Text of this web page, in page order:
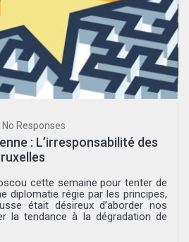
No Responses
: L’irresponsabilité des
cette semaine pour tenter de
diplomatie régie par les principes,
était désireux d’aborder nos
la tendance à la dégradation de